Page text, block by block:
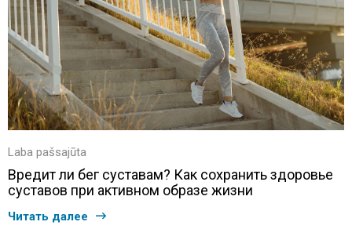
Laba pašsajūta
Вредит ли бег суставам? Как сохранить здоровье
суставов при активном образе жизни
Читать далее